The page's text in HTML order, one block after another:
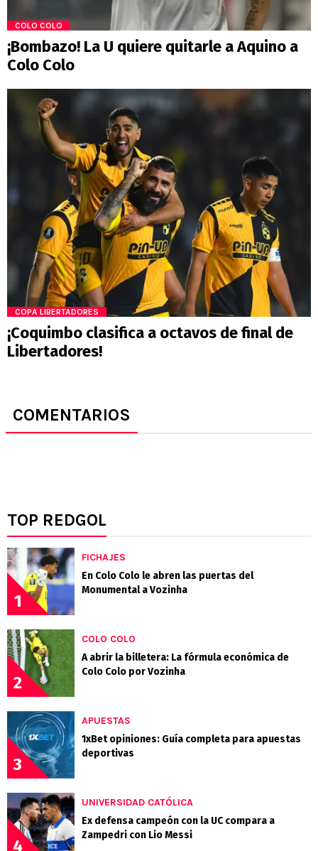
COLO COLO
¡Bombazo! La U quiere quitarle a Aquino a
Colo Colo
COPA LIBERTADORES
¡Coquimbo clasifica a octavos de final de
Libertadores!
COMENTARIOS
TOP REDGOL
1
FICHAJES
En Colo Colo le abren las puertas del
Monumental a Vozinha
2
COLO COLO
A abrir la billetera: La fórmula económica de
Colo Colo por Vozinha
3
APUESTAS
1xBet opiniones: Guía completa para apuestas
deportivas
4
UNIVERSIDAD CATÓLICA
Ex defensa campeón con la UC compara a
Zampedri con Lio Messi